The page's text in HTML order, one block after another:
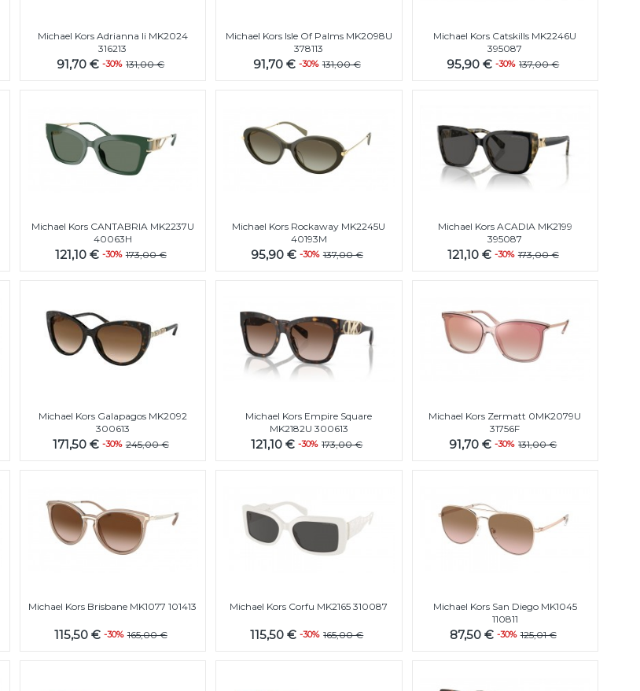
Michael Kors Adrianna Ii MK2024
316213
91,70 €-30% 131,00 €
Michael Kors Isle Of Palms MK2098U
378113
91,70 € -30% 131,00 €
Michael Kors Catskills MK2246U
395087
95,90 €-30% 137,00 €
Michael Kors CANTABRIA MK2237U
40063H
121,10 € -30% 173,00 €
Michael Kors Rockaway MK2245U
40193M
95,90 € -30% 137,00 €
Michael Kors ACADIA MK2199
395087
121,10 € -30% 173,00 €
Michael Kors Galapagos MK2092
300613
171,50 € -30% 245,00 €
Michael Kors Empire Square
MK2182U 300613
121,10 €-30% 173,00 €
Michael Kors Zermatt 0MK2079U
31756F
91,70 €-30% 131,00 €
Michael Kors Brisbane MK1077 101413
115,50 € -30% 165,00 €
Michael Kors Corfu MK2165 310087
115,50 €-30% 165,00 €
Michael Kors San Diego MK1045
110811
87,50 € -30% 125,01 €